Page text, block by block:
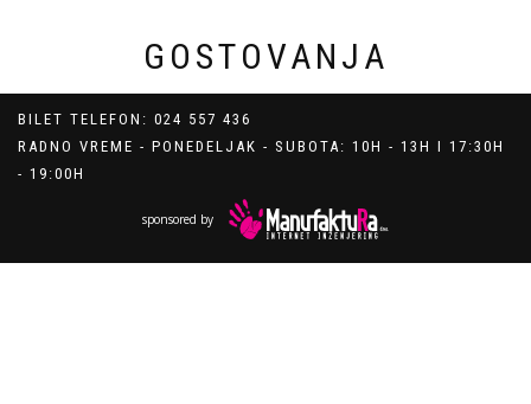
GOSTOVANJA
BILET TELEFON: 024 557 436
RADNO VREME - PONEDELJAK - SUBOTA: 10H - 13H I 17:30H
- 19:00H
sponsored by